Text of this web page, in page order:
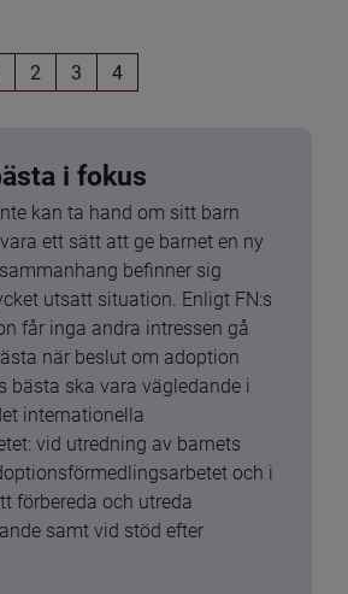
2 3 4
i fokus
kan ta hand om sitt barn
ett sätt att ge barnet en ny
befinner sig
utsatt situation. Enligt FN:s
får inga andra intressen gå
när beslut om adoption
bästa ska vara vägledande i
internationella
vid utredning av barnets
och i
förbereda och utreda
samt vid stöd efter